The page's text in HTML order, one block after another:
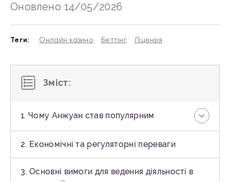
Оновлено 14/05/2026
Теги: Онлайн казино Беттінг Ліцензія
Зміст:
1. Чому Анжуан став популярним
2. Економічні та регуляторні переваги
3. Основні вимоги для ведення діяльності в